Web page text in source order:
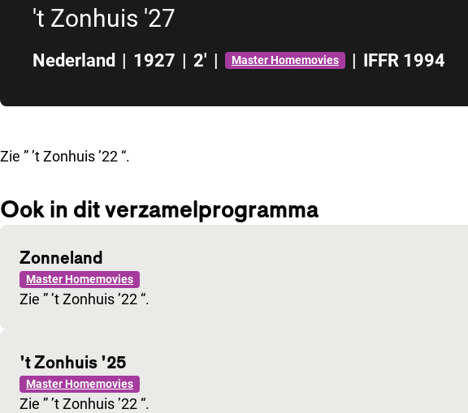
't Zonhuis '27
Nederland | 1927 | 2' | Master Homemovies | IFFR 1994
Zie ” ’t Zonhuis ’22 “.
Ook in dit verzamelprogramma
Zonneland
Master Homemovies
Zie ” ’t Zonhuis ’22 “.
’t Zonhuis ’25
Master Homemovies
Zie ” ’t Zonhuis ’22 “.